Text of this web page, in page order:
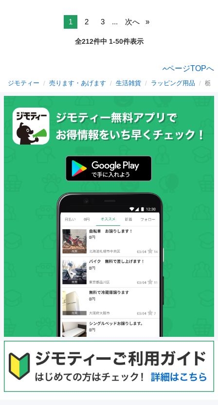
1 2 3 ... 次へ
全212件中 1-50件表示
ページTOPへ
ジモティー 売ります・あげます 生活雑貨 ラッピング用品 栃